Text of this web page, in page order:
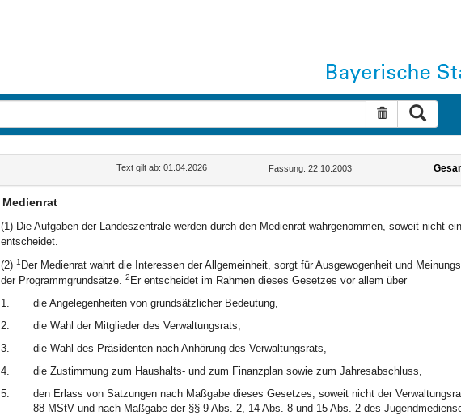
Suche
Text gilt ab: 01.04.2026 Fassung: 22.10.2003
Medienrat
(1) Die Aufgaben der Landeszentrale werden durch den Medienrat wahrgenommen, soweit nicht
entscheidet.
(2) 1 Der Medienrat wahrt die Interessen der Allgemeinheit, sorgt für Ausgewogenheit und
der Programmgrundsätze. 2 Er entscheidet im Rahmen dieses Gesetzes vor allem über
1.
die Angelegenheiten von grundsätzlicher Bedeutung,
2.
die Wahl der Mitglieder des Verwaltungsrats,
3.
die Wahl des Präsidenten nach Anhörung des Verwaltungsrats,
4.
die Zustimmung zum Haushalts- und zum Finanzplan sowie zum Jahresabschluss,
5.
den Erlass von Satzungen nach Maßgabe dieses Gesetzes, soweit nicht der
88 MStV und nach Maßgabe der §§ 9 Abs. 2, 14 Abs. 8 und 15 Abs. 2 des